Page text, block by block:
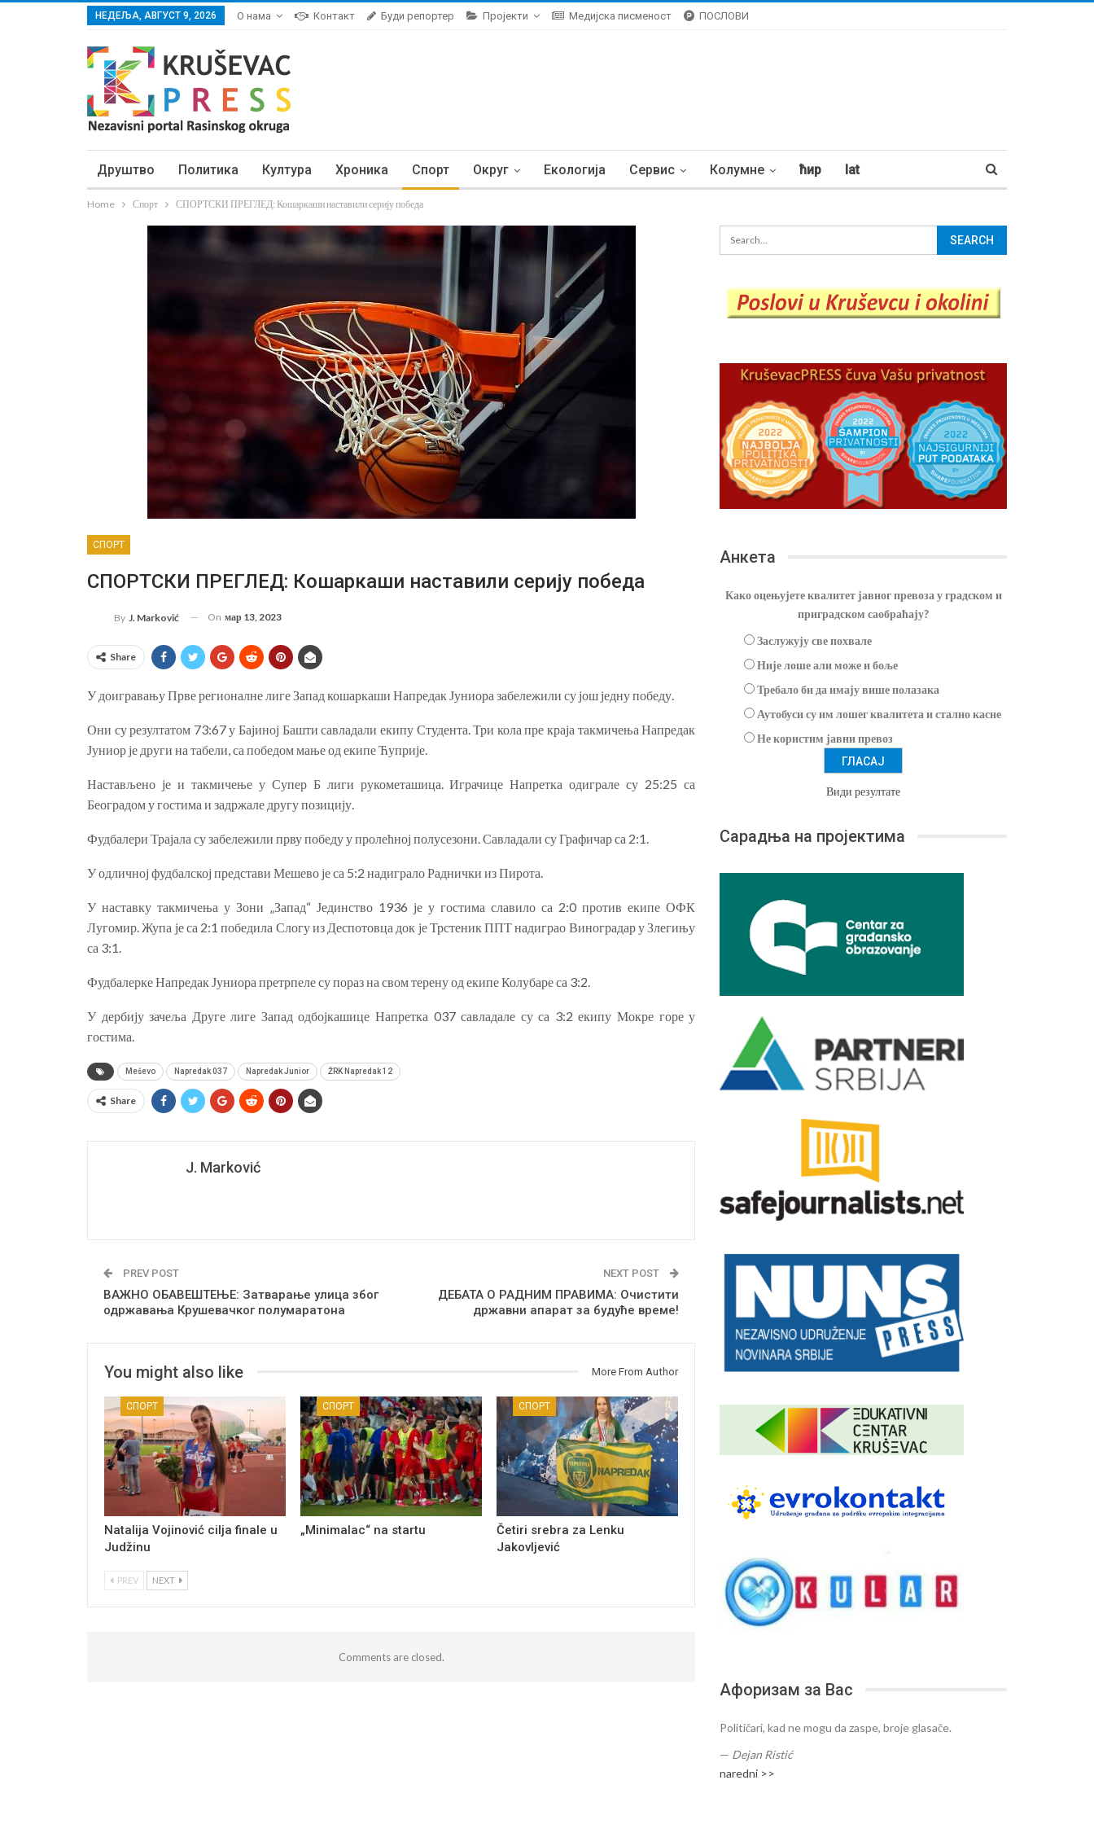
НЕДЕЉА, АВГУСТ 9, 2026 О нама Контакт Буди репортер Пројекти Медијска писменост ПОСЛОВИ
Друштво Политика Култура Хроника Спорт Округ Екологија Сервис Колумне ћир lat
Home Спорт СПОРТСКИ ПРЕГЛЕД: Кошаркаши наставили серију победа
СПОРТ
СПОРТСКИ ПРЕГЛЕД: Кошаркаши наставили серију победа
By J. Marković On мар 13, 2023
Share
У доигравању Прве регионалне лиге Запад кошаркаши Напредак Јуниора забележили су још једну победу.
Они су резултатом 73:67 у Бајиној Башти савладали екипу Студента. Три кола пре краја такмичења Напредак
Јуниор је други на табели, са победом мање од екипе Ћуприје.
Настављено је и такмичење у Супер Б лиги рукометашица. Играчице Напретка одиграле су 25:25 са
Београдом у гостима и задржале другу позицију.
Фудбалери Трајала су забележили прву победу у пролећној полусезони. Савладали су Графичар са 2:1.
У одличној фудбалској представи Мешево је са 5:2 надиграло Раднички из Пирота.
У наставку такмичења у Зони „Запад“ Јединство 1936 је у гостима славило са 2:0 против екипе ОФК
Лугомир. Жупа је са 2:1 победила Слогу из Деспотовца док је Трстеник ППТ надиграо Виноградар у Злегињу
са 3:1.
Фудбалерке Напредак Јуниора претрпеле су пораз на свом терену од екипе Колубаре са 3:2.
У дербију зачеља Друге лиге Запад одбојкашице Напретка 037 савладале су са 3:2 екипу Мокре горе у
гостима.
Meševo Napredak 037 Napredak Junior ŽRK Napredak 12
Share
J. Marković
PREV POST
ВАЖНО ОБАВЕШТЕЊЕ: Затварање улица због
одржавања Крушевачког полумаратона
NEXT POST
ДЕБАТА О РАДНИМ ПРАВИМА: Очистити
државни апарат за будуће време!
You might also like More From Author
СПОРТ
Natalija Vojinović cilja finale u
Judžinu
СПОРТ
„Minimalac“ na startu
СПОРТ
Četiri srebra za Lenku
Jakovljević
PREV NEXT
Comments are closed.
Анкета
Како оцењујете квалитет јавног превоза у градском и
приградском саобраћају?
Заслужују све похвале
Није лоше али може и боље
Требало би да имају више полазака
Аутобуси су им лошег квалитета и стално касне
Не користим јавни превоз
Види резултате
Сарадња на пројектима
Афоризам за Вас
Političari, kad ne mogu da zaspe, broje glasače.
— Dejan Ristić
naredni >>